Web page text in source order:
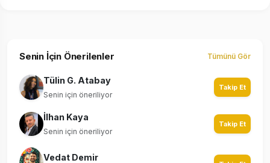
Senin İçin Önerilenler Tümünü Gör
Tülin G. Atabay
Senin için öneriliyor
Takip Et
İlhan Kaya
Senin için öneriliyor
Takip Et
Vedat Demir